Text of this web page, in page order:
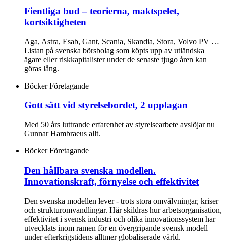
Fientliga bud – teorierna, maktspelet,
kortsiktigheten
Aga, Astra, Esab, Gant, Scania, Skandia, Stora, Volvo PV …
Listan på svenska börsbolag som köpts upp av utländska
ägare eller riskkapitalister under de senaste tjugo åren kan
göras lång.
Böcker Företagande
Gott sätt vid styrelsebordet, 2 upplagan
Med 50 års luttrande erfarenhet av styrelsearbete avslöjar nu
Gunnar Hambraeus allt.
Böcker Företagande
Den hållbara svenska modellen.
Innovationskraft, förnyelse och effektivitet
Den svenska modellen lever - trots stora omvälvningar, kriser
och strukturomvandlingar. Här skildras hur arbetsorganisation,
effektivitet i svensk industri och olika innovationssystem har
utvecklats inom ramen för en övergripande svensk modell
under efterkrigstidens alltmer globaliserade värld.